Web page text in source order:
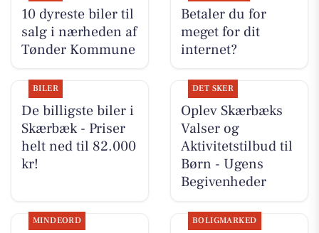
10 dyreste biler til
salg i nærheden af
Tønder Kommune
Betaler du for
meget for dit
internet?
BILER
De billigste biler i
Skærbæk - Priser
helt ned til 82.000
kr!
DET SKER
Oplev Skærbæks
Valser og
Aktivitetstilbud til
Børn - Ugens
Begivenheder
MINDEORD BOLIGMARKED